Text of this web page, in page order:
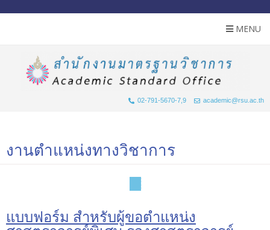
MENU
02-791-5670-7,9 academic@rsu.ac.th
งานตำแหน่งทางวิชาการ
แบบฟอร์ม สำหรับผู้ขอตำแหน่ง